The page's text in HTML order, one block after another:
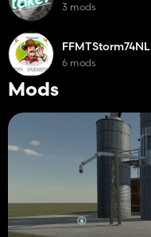
Mods
3 mods
FFMTStorm74NL
6 mods